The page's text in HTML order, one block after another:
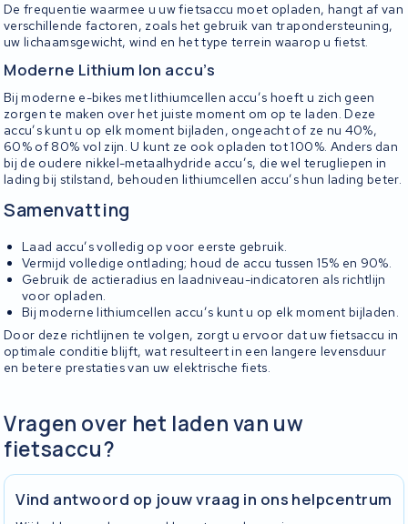
De frequentie waarmee u uw fietsaccu moet opladen, hangt af van
verschillende factoren, zoals het gebruik van trapondersteuning,
uw lichaamsgewicht, wind en het type terrein waarop u fietst.
Moderne Lithium Ion accu’s
Bij moderne e-bikes met lithiumcellen accu’s hoeft u zich geen
zorgen te maken over het juiste moment om op te laden. Deze
accu’s kunt u op elk moment bijladen, ongeacht of ze nu 40%,
60% of 80% vol zijn. U kunt ze ook opladen tot 100%. Anders dan
bij de oudere nikkel-metaalhydride accu’s, die wel terugliepen in
lading bij stilstand, behouden lithiumcellen accu’s hun lading beter.
Samenvatting
Laad accu’s volledig op voor eerste gebruik.
Vermijd volledige ontlading; houd de accu tussen 15% en 90%.
Gebruik de actieradius en laadniveau-indicatoren als richtlijn
voor opladen.
Bij moderne lithiumcellen accu’s kunt u op elk moment bijladen.
Door deze richtlijnen te volgen, zorgt u ervoor dat uw fietsaccu in
optimale conditie blijft, wat resulteert in een langere levensduur
en betere prestaties van uw elektrische fiets.
Vragen over het laden van uw
fietsaccu?
Vind antwoord op jouw vraag in ons helpcentrum